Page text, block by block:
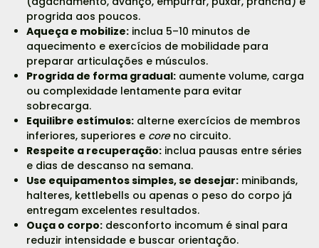
progrida aos poucos.
Aqueça e mobilize:inclua 5–10 minutos de
aquecimento e exercícios de mobilidade para
preparar articulações e músculos.
Progrida de forma gradual:aumente volume, carga
ou complexidade lentamente para evitar
sobrecarga.
Equilibre estímulos:alterne exercícios de membros
inferiores, superiores e coreno circuito.
Respeite a recuperação:inclua pausas entre séries
e dias de descanso na semana.
Use equipamentos simples, se desejar:minibands,
halteres, kettlebells ou apenas o peso do corpo já
entregam excelentes resultados.
Ouça o corpo:desconforto incomum é sinal para
reduzir intensidade e buscar orientação.